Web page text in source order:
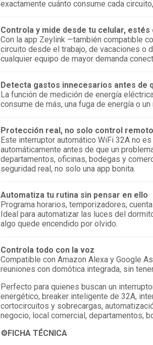
exactamente cuánto consume cada
Controla y mide desde tu celular, estés
Con la app Zeylink —también compatible
circuito desde el trabajo, de vacaciones o
cualquier equipo de mayor demanda
Detecta gastos innecesarios antes de
La función de medición de energía
consume de más, una fuga de energía o
Protección real, no solo control remoto
Este interruptor automático WiFi 32A no
automáticamente antes de que un
departamentos, oficinas, bodegas y
seguridad real, no solo una app bonita.
Automatiza tu rutina sin pensar en ello
Programa horarios, temporizadores,
Ideal para automatizar las luces del
algo quede encendido por olvido.
Controla todo con la voz
Compatible con Amazon Alexa y Google
reuniones con domótica integrada, sin
Perfecto para quienes buscan un
energético, breaker inteligente de 32A,
cortocircuitos y sobrecargas,
negocio, local comercial, departamentos,
⚙️FICHA TÉCNICA